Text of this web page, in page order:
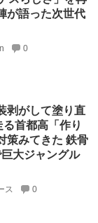
が語った次世代
0
剥がして塗り直
首都高「作り
策みてきた 鉄骨
大ジャングル
ス 0